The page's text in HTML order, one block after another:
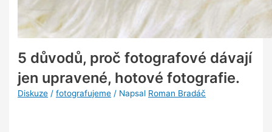
5 důvodů, proč fotografové dávají
jen upravené, hotové fotografie.
Diskuze /fotografujeme / Napsal Roman Bradáč